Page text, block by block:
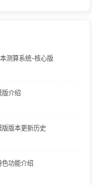
测算系统-核心版
版介绍
版本更新历史
色功能介绍